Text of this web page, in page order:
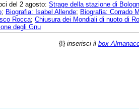
del 2 agosto: Strage della stazione di
; Biografia: Isabel Allende; Biografia: Corrado
Rocca; Chiusura dei Mondiali di nuoto di
degli Gnu
{!} inserisci il box